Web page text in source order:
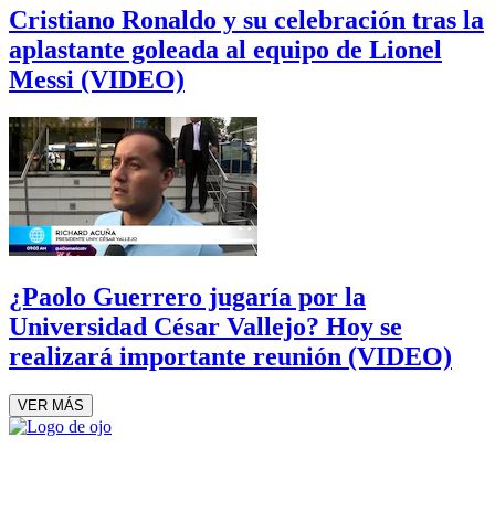
Cristiano Ronaldo y su celebración tras la
aplastante goleada al equipo de Lionel
Messi (VIDEO)
¿Paolo Guerrero jugaría por la
Universidad César Vallejo? Hoy se
realizará importante reunión (VIDEO)
VER MÁS